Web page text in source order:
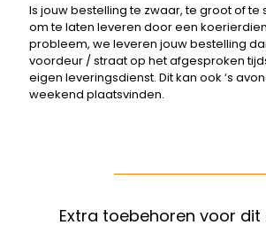
Is jouw bestelling te zwaar, te groot of
om te laten leveren door een
probleem, we leveren jouw bestelling
voordeur / straat op het afgesproken
eigen leveringsdienst. Dit kan ook ‘s
weekend plaatsvinden.
Extra toebehoren voor